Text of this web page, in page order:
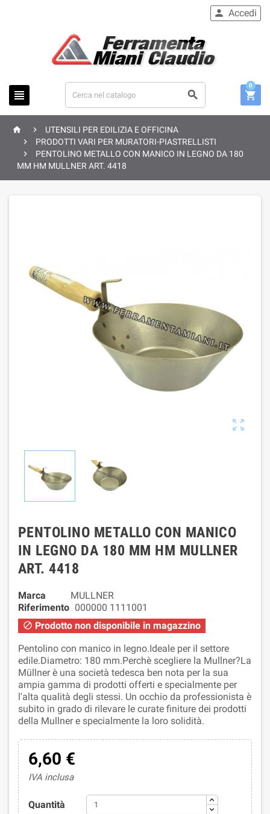
 
 Accedi

0
 
UTENSILI PER EDILIZIA E OFFICINA

PRODOTTI VARI PER MURATORI-PIASTRELLISTI

PENTOLINO METALLO CON MANICO IN LEGNO DA 180
MM HM MULLNER ART. 4418

PENTOLINO METALLO CON MANICO
IN LEGNO DA 180 MM HM MULLNER
ART. 4418
Marca
MULLNER
Riferimento 000000 1111001
 Prodotto non disponibile in magazzino
Pentolino con manico in legno.Ideale per il settore
edile.Diametro: 180 mm.Perchè scegliere la Mullner?La
Müllner è una società tedesca ben nota per la sua
ampia gamma di prodotti offerti e specialmente per
l'alta qualità degli stessi. Un occhio da professionista è
subito in grado di rilevare le curate finiture dei prodotti
della Mullner e specialmente la loro solidità.
6,60 €
IVA inclusa
Quantità